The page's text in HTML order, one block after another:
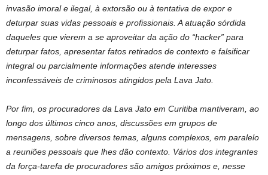
invasão imoral e ilegal, à extorsão ou à tentativa de expor e
deturpar suas vidas pessoais e profissionais. A atuação sórdida
daqueles que vierem a se aproveitar da ação do “hacker” para
deturpar fatos, apresentar fatos retirados de contexto e falsificar
integral ou parcialmente informações atende interesses
inconfessáveis de criminosos atingidos pela Lava Jato.
Por fim, os procuradores da Lava Jato em Curitiba mantiveram, ao
longo dos últimos cinco anos, discussões em grupos de
mensagens, sobre diversos temas, alguns complexos, em paralelo
a reuniões pessoais que lhes dão contexto. Vários dos integrantes
da força-tarefa de procuradores são amigos próximos e, nesse